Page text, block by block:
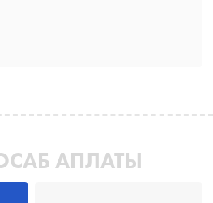
АПЛАТЫ